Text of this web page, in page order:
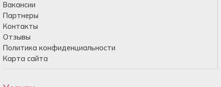
Вакансии
Партнеры
Контакты
Отзывы
Политика конфиденциальности
Карта сайта